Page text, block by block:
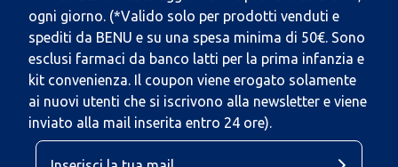
ogni giorno. (*Valido solo per prodotti venduti e
spediti da BENU e su una spesa minima di 50€. Sono
esclusi farmaci da banco latti per la prima infanzia e
kit convenienza. Il coupon viene erogato solamente
ai nuovi utenti che si iscrivono alla newsletter e viene
inviato alla mail inserita entro 24 ore).